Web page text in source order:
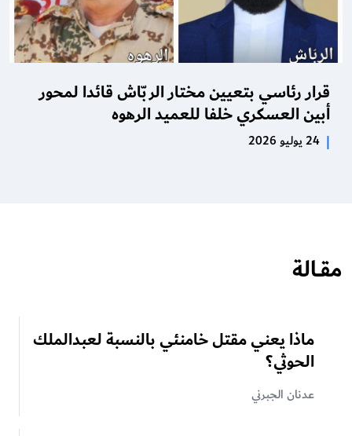
قرار رئاسي بتعيين مختار الربّاش قائدا لمحور
أبين العسكري خلفا للعميد الرهوه
| 24 يوليو 2026
مقــالة
ماذا يعني مقتل خامنئي بالنسبة لعبدالملك
الحوثي؟
عدنان الجبرني